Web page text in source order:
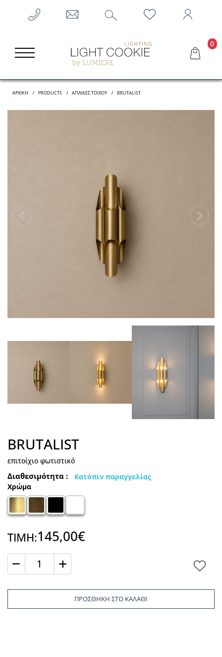
0
ΑΡΧΙΚΗ PRODUCTS ΑΠΛΊΚΕΣ ΤΟΊΧΟΥ BRUTALIST
BRUTALIST
επιτοίχιο φωτιστικό
Διαθεσιμότητα :
Κατόπιν παραγγελίας
Χρώμα
ΤΙΜΗ:145,00€
Ποσότητα
ΠΡΟΣΘΗΚΗ ΣΤΟ ΚΑΛΑΘΙ